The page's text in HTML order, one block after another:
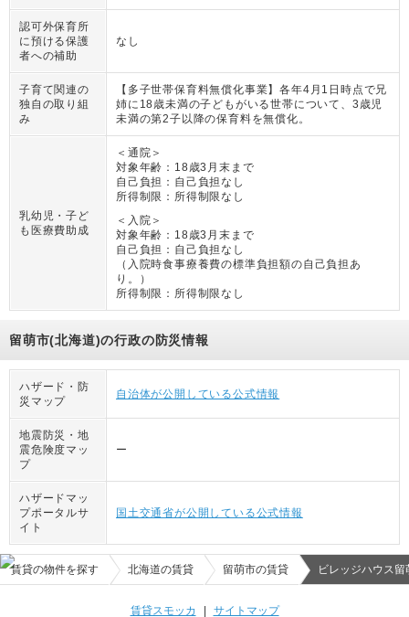
認可外保育所
に預ける保護
者への補助
なし
子育て関連の
独自の取り組
み
【多子世帯保育料無償化事業】各年4月1日時点で兄
姉に18歳未満の子どもがいる世帯について、3歳児
未満の第2子以降の保育料を無償化。
乳幼児・子ど
も医療費助成
＜通院＞
対象年齢： 18歳3月末まで
自己負担： 自己負担なし
所得制限： 所得制限なし
＜入院＞
対象年齢： 18歳3月末まで
自己負担： 自己負担なし
（ 入院時食事療養費の標準負担額の自己負担あ
り。
）
所得制限： 所得制限なし
留萌市(北海道)の行政の防災情報
ハザード・防
災マップ
自治体が公開している公式情報
地震防災・地
震危険度マッ
プ
ー
ハザードマッ
プポータルサ
イト
国土交通省が公開している公式情報
賃貸の物件を探す 北海道の賃貸 留萌市の賃貸 ビレッジハウス留
賃貸スモッカ | サイトマップ